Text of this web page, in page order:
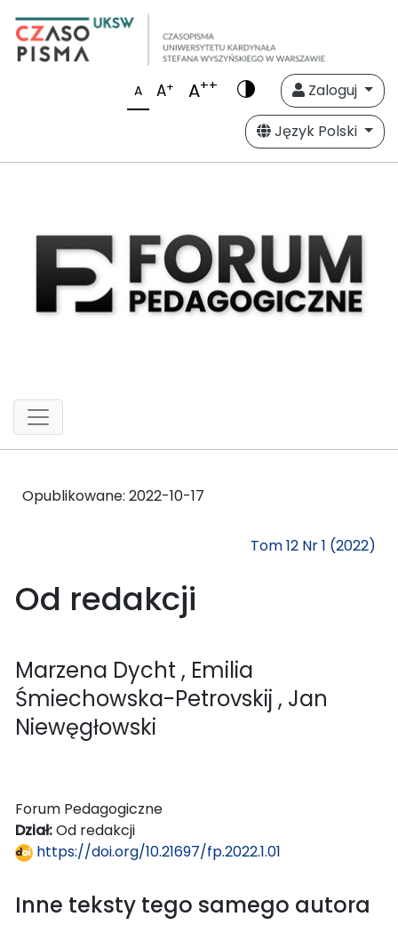
A A+ A++
Zaloguj
Język Polski
Opublikowane: 2022-10-17
Tom 12 Nr 1 (2022)
Od redakcji
Marzena Dycht , Emilia
Śmiechowska-Petrovskij , Jan
Niewęgłowski
Forum Pedagogiczne
Dział:Od redakcji
https://doi.org/10.21697/fp.2022.1.01
Inne teksty tego samego autora